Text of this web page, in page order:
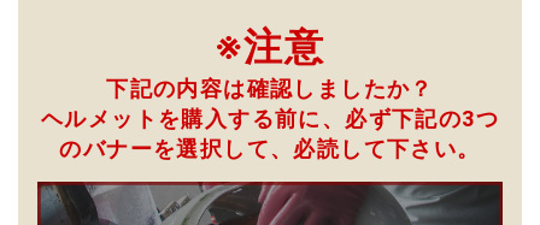
※注意
下記の内容は確認しましたか？
ヘルメットを購入する前に、必ず下記の3つ
のバナーを選択して、 必読して下さい。